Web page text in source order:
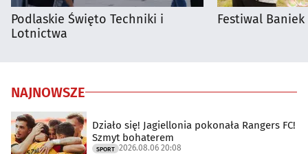
Podlaskie Święto Techniki i
Lotnictwa
Festiwal
NAJNOWSZE
Działo się! Jagiellonia pokonała Rangers FC!
Szmyt bohaterem
SPORT 2026.08.06 20:08